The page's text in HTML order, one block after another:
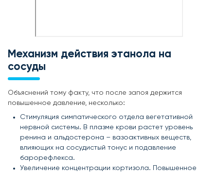
Механизм действия этанола на
сосуды
Объяснений тому факту, что после запоя держится
повышенное давление, несколько:
Стимуляция симпатического отдела вегетативной
нервной системы. В плазме крови растет уровень
ренина и альдостерона – вазоактивных веществ,
влияющих на сосудистый тонус и подавление
барорефлекса.
Увеличение концентрации кортизола. Повышенное